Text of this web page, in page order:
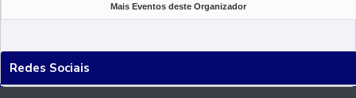
Mais Eventos deste Organizador
Redes Sociais